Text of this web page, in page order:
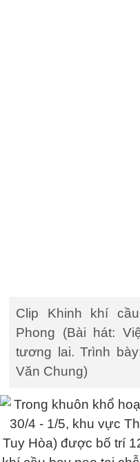
Clip Khinh khí
Phong (Bài hát:
tương lai. Trình
Văn Chung)